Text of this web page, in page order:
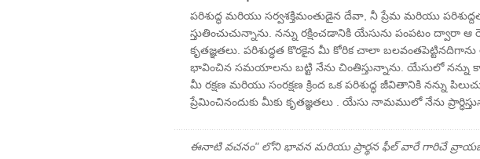
పరిశుద్ధ మరియు సర్వశక్తిమంతుడైన దేవా, నీ ప్రేమ మరియు
స్తుతించుచున్నాను. నన్ను రక్షించడానికి యేసును పంపటం ద్వారా ఆ
కృతజ్ఞతలు. పరిశుద్ధత కొరకైన మీ కోరిక చాలా
భావించిన సమయాలను బట్టి నేను చింతిస్తున్నాను. యేసులో
మీ రక్షణ మరియు సంరక్షణ క్రింద ఒక పరిశుద్ధ జీవితానికి నన్ను
ప్రేమించినందుకు మీకు కృతజ్ఞతలు . యేసు నామములో నేను
ఈనాటి వచనం" లోని భావన మరియు ప్రార్థన ఫీల్ వారే గారిచే